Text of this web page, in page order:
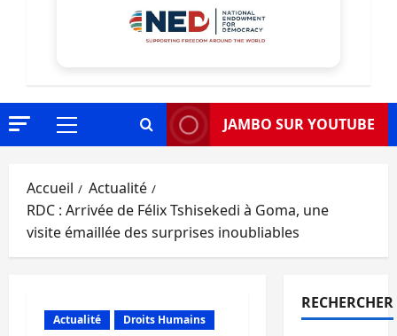
Menu
JAMBO SUR YOUTUBE
Accueil
Actualité
RDC : Arrivée de Félix Tshisekedi à Goma, une
visite émaillée des surprises inoubliables
Actualité Droits Humains
RECHERCHER